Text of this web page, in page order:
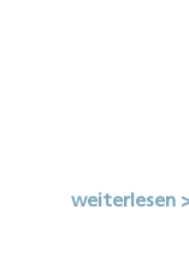
weiterlesen